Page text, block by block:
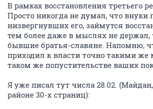
В рамках восстановления третьего
Просто никогда не думал, что внуки
низвергнувших его, займутся
тем более даже в мыслях не держал,
бывшие братья-славяне. Напомню,
приходил к власти точно такими же
таком же попустительстве ваших
Я уже писал тут числа 28.02.
районе 30-х страниц):